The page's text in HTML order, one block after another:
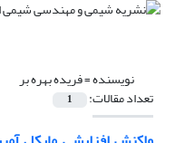
نویسنده =فریده بهره بر
تعداد مقالات: 1